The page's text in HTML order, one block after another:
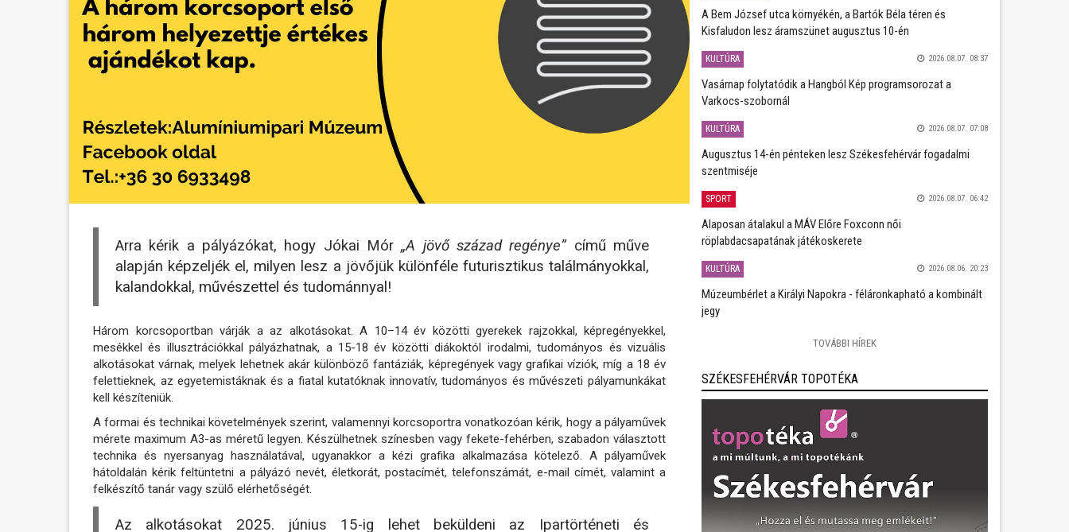
Arra kérik a pályázókat, hogy Jókai Mór „A jövő század regénye”című műve
alapján képzeljék el, milyen lesz a jövőjük különféle futurisztikus találmányokkal,
kalandokkal, művészettel és tudománnyal!
Három korcsoportban várják a az alkotásokat. A 10–14 év közötti gyerekek rajzokkal, képregényekkel,
mesékkel és illusztrációkkal pályázhatnak, a 15-18 év közötti diákoktól irodalmi, tudományos és vizuális
alkotásokat várnak, melyek lehetnek akár különböző fantáziák, képregények vagy grafikai víziók, míg a 18 év
felettieknek, az egyetemistáknak és a fiatal kutatóknak innovatív, tudományos és művészeti pályamunkákat
kell készíteniük.
A formai és technikai követelmények szerint, valamennyi korcsoportra vonatkozóan kérik, hogy a pályaművek
mérete maximum A3-as méretű legyen. Készülhetnek színesben vagy fekete-fehérben, szabadon választott
technika és nyersanyag használatával, ugyanakkor a kézi grafika alkalmazása kötelező. A pályaművek
hátoldalán kérik feltüntetni a pályázó nevét, életkorát, postacímét, telefonszámát, e-mail címét, valamint a
felkészítő tanár vagy szülő elérhetőségét.
Az alkotásokat 2025. június 15-ig lehet beküldeni az Ipartörténeti és
A Bem József utca környékén, a Bartók Béla téren és
Kisfaludon lesz áramszünet augusztus 10-én
KULTÚRA 2026.08.07. 08:37
Vasárnap folytatódik a Hangból Kép programsorozat a
Varkocs-szobornál
KULTÚRA 2026.08.07. 07:08
Augusztus 14-én pénteken lesz Székesfehérvár fogadalmi
szentmiséje
SPORT 2026.08.07. 06:42
Alaposan átalakul a MÁV Előre Foxconn női
röplabdacsapatának játékoskerete
KULTÚRA 2026.08.06. 20:23
Múzeumbérlet a Királyi Napokra - féláronkapható a kombinált
jegy
TOVÁBBI HÍREK
SZÉKESFEHÉRVÁR TOPOTÉKA